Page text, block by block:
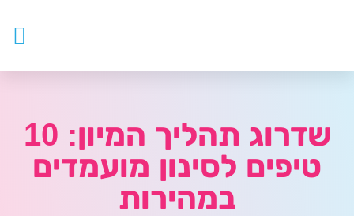
שדרוג תהליך המיון: 10
טיפים לסינון מועמדים
במהירות